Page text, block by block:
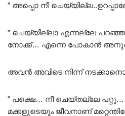
” അപ്പൊ നീ
” ചെയ്യില്ലാ എന്നല്ലേ
നോക്ക്… എന്നെ പോകാൻ
അവൻ അവിടെ നിന്ന്
” പക്ഷെ… നീ ചെയ്തല്ലേ
മക്കളുടെയും ജീവനാണ്